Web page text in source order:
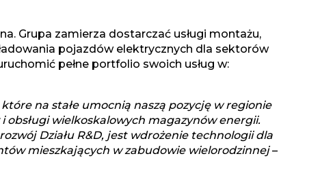
Grupa zamierza dostarczać usługi montażu,
pojazdów elektrycznych dla sektorów
pełne portfolio swoich usług w:
na stałe umocnią naszą pozycję w regionie
wielkoskalowych magazynów energii.
Działu R&D, jest wdrożenie technologii dla
mieszkających w zabudowie wielorodzinnej–